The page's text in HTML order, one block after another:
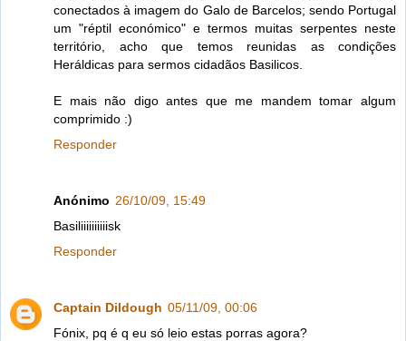
conectados à imagem do Galo de Barcelos; sendo Portugal
um "réptil económico" e termos muitas serpentes neste
território, acho que temos reunidas as condições
Heráldicas para sermos cidadãos Basilicos.
E mais não digo antes que me mandem tomar algum
comprimido :)
Responder
Anónimo 26/10/09, 15:49
Basiliiiiiiiiiisk
Responder
Captain Dildough 05/11/09, 00:06
Fónix, pq é q eu só leio estas porras agora?